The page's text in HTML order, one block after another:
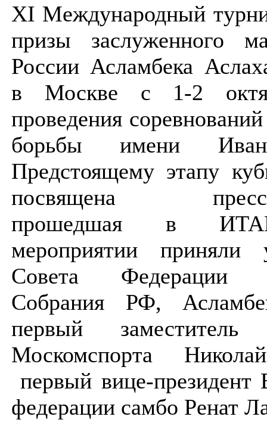
XI Международный
призы заслуженного
России Асламбека
в Москве с 1-2
проведения
борьбы имени
Предстоящему этапу
посвящена пресс-
прошедшая в
мероприятии приняли
Совета Федерации
Собрания РФ,
первый заместитель
Москомспорта
первый вице-президент
федерации самбо Ренат